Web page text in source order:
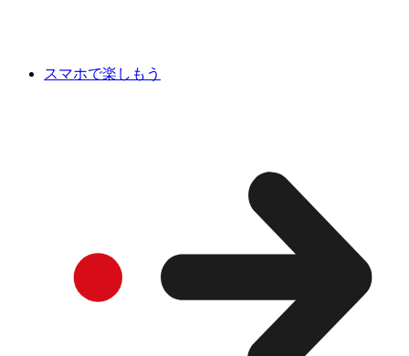
スマホで楽しもう